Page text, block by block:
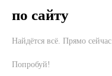
по сайту
Найдётся всё. Прямо сейчас.
Попробуй!